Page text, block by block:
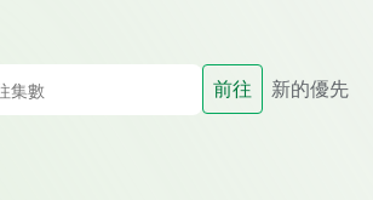
前往 新的優先